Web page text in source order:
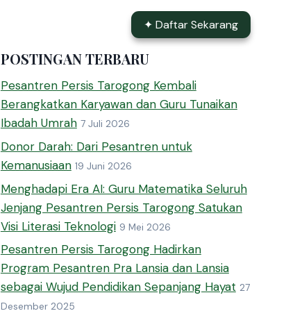
✦ Daftar Sekarang
POSTINGAN TERBARU
Pesantren Persis Tarogong Kembali
Berangkatkan Karyawan dan Guru Tunaikan
Ibadah Umrah 7 Juli 2026
Donor Darah: Dari Pesantren untuk
Kemanusiaan 19 Juni 2026
Menghadapi Era AI: Guru Matematika Seluruh
Jenjang Pesantren Persis Tarogong Satukan
Visi Literasi Teknologi 9 Mei 2026
Pesantren Persis Tarogong Hadirkan
Program Pesantren Pra Lansia dan Lansia
sebagai Wujud Pendidikan Sepanjang Hayat 27
Desember 2025